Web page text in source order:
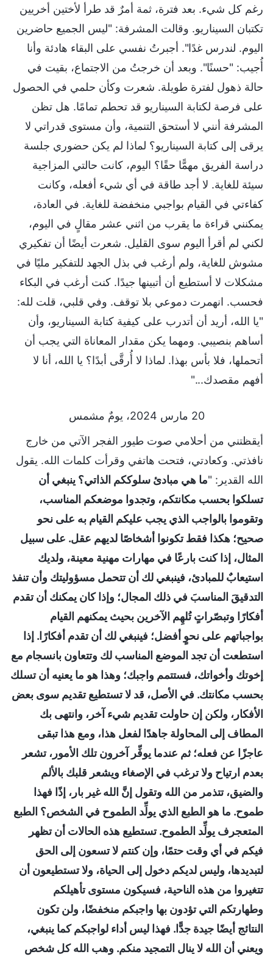
رغم كل شيء. بعد فترة، ثمة أمرٌ قد طرأ لأختين أخريين
تكتبان السيناريو. وقالت المشرفة: "ليس الجميع حاضرين
اليوم. لندرس غدًا". أجبرتُ نفسي على البقاء هادئة وأنا
أُجيب: "حسنًا". وبعد أن خرجتُ من الاجتماع، بقيت في
حالة ذهول لفترة طويلة. شعرت وكأن حلمي في الحصول
على فرصة لكتابة السيناريو قد تحطم تمامًا. هل تظن
المشرفة أنني لا أستحق التنمية، وأن مستوى قدراتي لا
يرقى إلى كتابة السيناريو؟ لماذا لم يكن حضوري جلسة
دراسة الفريق مهمًّا حقًا؟ اليوم، كانت حالتي المزاجية
سيئة للغاية. لا أجد طاقة في أي شيء أفعله، وكانت
كفاءتي في القيام بواجبي منخفضة للغاية. في العادة،
يمكنني قراءة ما يقرب من اثني عشر مقالٍ في اليوم،
لكني لم أقرأ اليوم سوى القليل. شعرت أيضًا أن تفكيري
مشوش للغاية، ولم أرغب في بذل الجهد للتفكير مليًا في
مشكلات لا أستطيع أن أتبينها جيدًا. كنت أرغب في البكاء
فحسب. انهمرت دموعي بلا توقف. وفي قلبي، قلت لله:
"يا الله، أريد أن أتدرب على كيفية كتابة السيناريو، وأن
أساهم بنصيبي. ومهما يكن مقدار المعاناة التي يجب أن
أتحملها، فلا بأس بهذا. لماذا لا أُرقَّى أبدًا؟ يا الله، أنا لا
أفهم مقصدك..."
20 مارس 2024، يومٌ مشمس
أيقظتني من أحلامي صوت طيور الفجر الآتي من خارج
نافذتي. وكعادتي، فتحت هاتفي وقرأت كلمات الله. يقول
الله القدير: "ما هي مبادئ سلوككم الذاتي؟ ينبغي أن
تسلكوا بحسب مكانتكم، وتجدوا موضعكم المناسب،
وتقوموا بالواجب الذي يجب عليكم القيام به على نحو
صحيح؛ هكذا فقط تكونوا أشخاصًا لديهم عقل. على سبيل
المثال، إذا كنت بارعًا في مهارات مهنية معينة، ولديك
استيعابٌ للمبادئ، فينبغي لك أن تتحمل مسؤوليتك وأن تنفذ
التدقيقَ المناسبَ في ذلك المجال؛ وإذا كان يمكنك أن تقدم
أفكارًا وتبصّراتٍ تُلهِم الآخرين بحيث يمكنهم القيام
بواجباتهم على نحوٍ أفضل؛ فينبغي لك أن تقدم أفكارًا. إذا
استطعت أن تجد الموضع المناسب لك وتتعاون بانسجام مع
إخوتك وأخواتك، فستتمم واجبك؛ وهذا هو ما يعنيه أن تسلك
بحسب مكانتك. في الأصل، قد لا تستطيع تقديم سوى بعض
الأفكار، ولكن إن حاولت تقديم شيء آخر، وانتهى بك
المطاف إلى المحاولة جاهدًا لفعل هذا، ومع هذا تبقى
عاجزًا عن فعله؛ ثم عندما يوفِّر آخرون تلك الأمور، تشعر
بعدم ارتياح ولا ترغب في الإصغاء ويشعر قلبك بالألم
والضيق، تتذمر من الله وتقول إنَّ الله غير بار، إذًا فهذا
طموح. ما هو الطبع الذي يولِّد الطموح في الشخص؟ الطبع
المتعجرف يولِّد الطموح. تستطيع هذه الحالات أن تظهر
فيكم في أي وقت حتمًا، وإن كنتم لا تسعون إلى الحق
لتبديدها، وليس لديكم دخول إلى الحياة، ولا تستطيعون أن
تتغيروا من هذه الناحية، فسيكون مستوى تأهيلكم
وطهارتكم التي تؤدون بها واجبكم منخفضًا، ولن تكون
النتائج أيضًا جيدة جدًّا. فهذا ليس أداء لواجبكم كما ينبغي،
ويعني أن الله لا ينال التمجيد منكم. وهب الله كل شخص